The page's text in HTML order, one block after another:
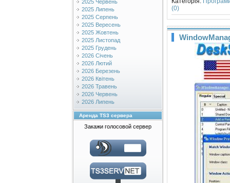
2025 Червень
2025 Липень
2025 Серпень
2025 Вересень
2025 Жовтень
2025 Листопад
2025 Грудень
2026 Січень
2026 Лютий
2026 Березень
2026 Квітень
2026 Травень
2026 Червень
2026 Липень
Аренда TS3 сервера
Закажи голосовой сервер
(0)